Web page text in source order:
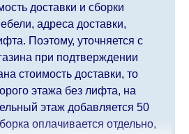
доставки и сборки
адреса доставки,
Поэтому, уточняется с
при подтверждении
стоимость доставки, то
этажа без лифта, на
этаж добавляется 50
оплачивается отдельно,